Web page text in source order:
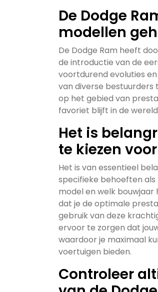
De Dodge
modellen
De Dodge Ram heeft
de introductie van de
voortdurend evoluties
van diverse bestuurders
op het gebied van
favoriet blijft in de
Het is
te kiezen
Het is van essentieel
specifieke behoeften
model en welk bouwjaar
dat je de optimale
gebruik van deze
ervoor te zorgen dat
waardoor je maximaal
voertuigen bieden.
Controleer